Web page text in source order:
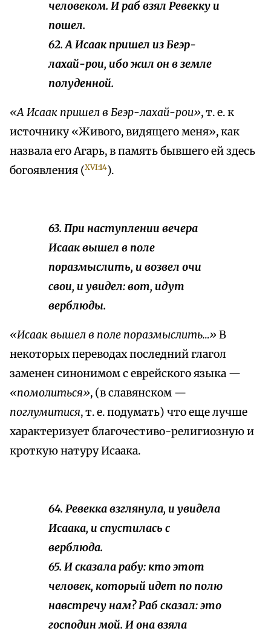
человеком. И раб взял Ревекку и
пошел.
62. А Исаак пришел из Беэр-
лахай-рои, ибо жил он в земле
полуденной.
«А Исаак пришел в Беэр-лахай-poи», т. е. к
источнику «Живого, видящего меня», как
назвала его Агарь, в память бывшего ей здесь
богоявления (XVI:14).
63. При наступлении вечера
Исаак вышел в поле
поразмыслить, и возвел очи
свои, и увидел: вот, идут
верблюды.
«Исаак вышел в поле поразмыслить…» В
некоторых переводах последний глагол
заменен синонимом с еврейского языка —
«помолиться», (в славянском —
поглумитися, т. е. подумать) что еще лучше
характеризует благочестиво-религиозную и
кроткую натуру Исаака.
64. Ревекка взглянула, и увидела
Исаака, и спустилась с
верблюда.
65. И сказала рабу: кто этот
человек, который идет по полю
навстречу нам? Раб сказал: это
господин мой. И она взяла